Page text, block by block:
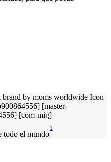
todo el mundo
1